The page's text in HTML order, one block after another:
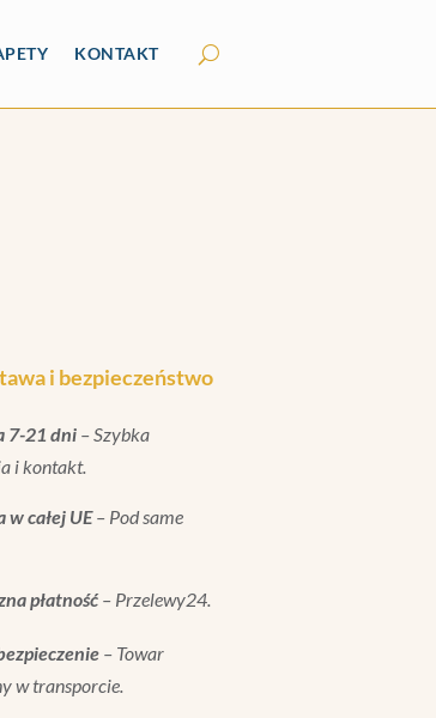
KONTAKT
i bezpieczeństwo
7-21 dni– Szybka
i kontakt.
w całej UE– Pod same
płatność– Przelewy24.
– Towar
w transporcie.